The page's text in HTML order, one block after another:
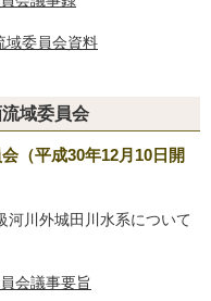
域委員会資料
域委員会
（平成30年12月10日開
川外城田川水系について
会議事要旨